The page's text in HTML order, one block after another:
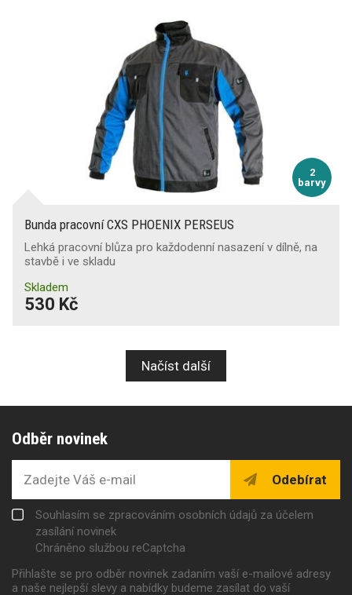
2
barvy
Bunda pracovní CXS PHOENIX PERSEUS
Lehká pracovní blůza pro každodenní nasazení v dílně, na
stavbě i ve skladu
Skladem
530 Kč
Načíst další
Odběr novinek
Odebírat
Souhlasím se zpracováním osobních údajů za účelem
zasílání novinek
Chráněno službou reCaptcha
Přihlašte se pro odběr novinek zadaním vaší e-mailové adresy
a naše nejlepší slevy a nabídky budeme zasílat do vaší